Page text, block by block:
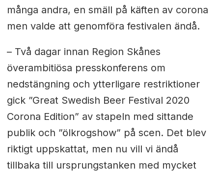
många andra, en smäll på käften av corona
men valde att genomföra festivalen ändå.
– Två dagar innan Region Skånes
överambitiösa presskonferens om
nedstängning och ytterligare restriktioner
gick ”Great Swedish Beer Festival 2020
Corona Edition” av stapeln med sittande
publik och ”ölkrogshow” på scen. Det blev
riktigt uppskattat, men nu vill vi ändå
tillbaka till ursprungstanken med mycket